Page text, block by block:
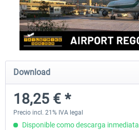
Aerosoft Mega Airport Brussels
25,37 € *
Download
18,25 € *
Precio incl. 21% IVA legal
Disponible como descarga inmediata